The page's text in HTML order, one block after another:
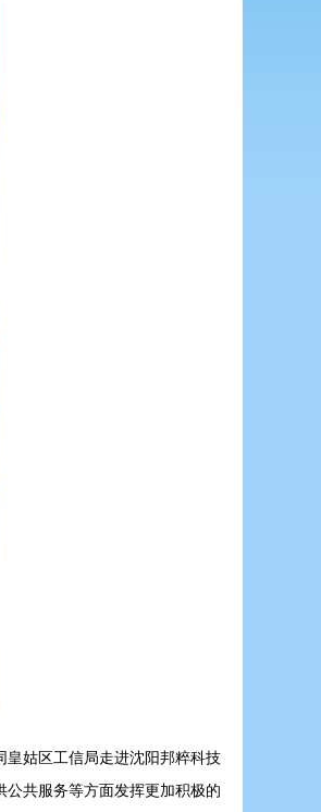
姑区工信局走进沈阳邦粹科技
共服务等方面发挥更加积极的